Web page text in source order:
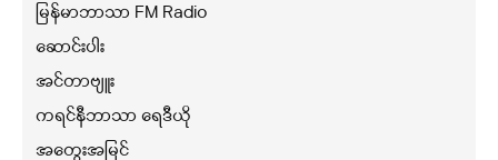
မြန်မာဘာသာ FM Radio
ဆောင်းပါး
အင်တာဗျူး
ကရင်နီဘာသာ ရေဒီယို
အတွေးအမြင်